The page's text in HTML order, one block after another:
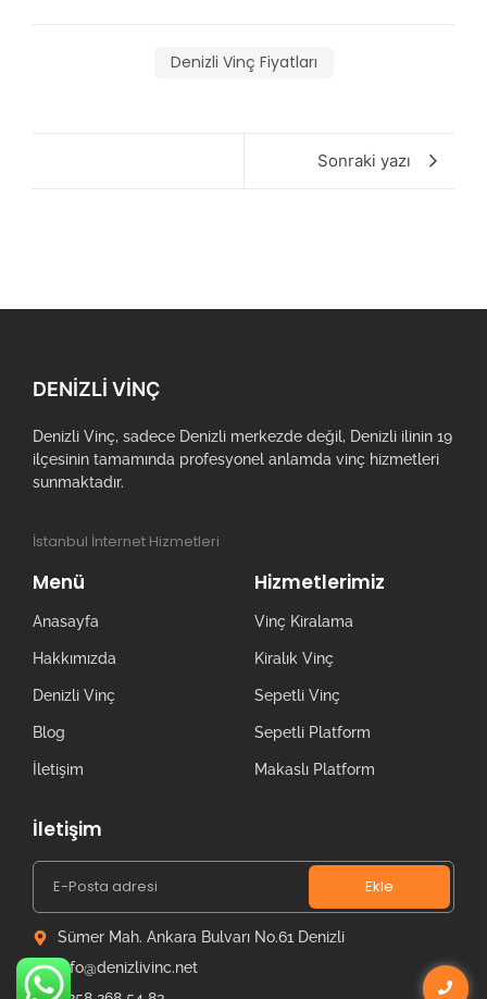
Denizli Vinç Fiyatları
Sonraki yazı
DENIZLI VINÇ
Denizli Vinç, sadece Denizli merkezde değil, Denizli ilinin 19
ilçesinin tamamında profesyonel anlamda vinç hizmetleri
sunmaktadır.
İstanbul İnternet Hizmetleri
Menü
Anasayfa
Hakkımızda
Denizli Vinç
Blog
İletişim
Hizmetlerimiz
Vinç Kiralama
Kiralık Vinç
Sepetli Vinç
Sepetli Platform
Makaslı Platform
İletişim
Ekle
Sümer Mah. Ankara Bulvarı No.61 Denizli
info@denizlivinc.net